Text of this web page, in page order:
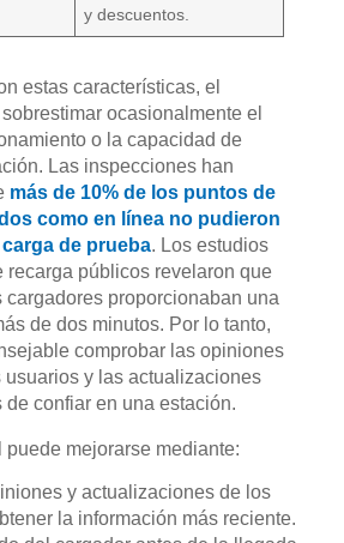
y descuentos.
estas características, el
ocasionalmente el
o la capacidad de
Las inspecciones han
más de 10% de los puntos de
como en línea no pudieron
de prueba. Los estudios
recarga públicos revelaron que
cargadores proporcionaban una
de dos minutos. Por lo tanto,
comprobar las opiniones
usuarios y las actualizaciones
de confiar en una estación.
mejorarse mediante:
y actualizaciones de los
la información más reciente.